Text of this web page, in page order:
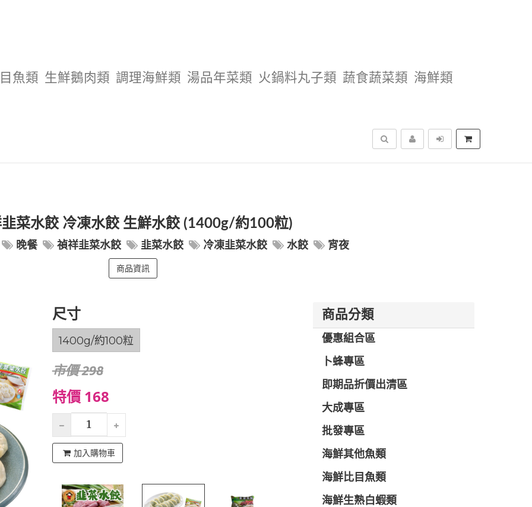
魚類 生鮮鵝肉類 調理海鮮類 湯品年菜類 火鍋料丸子類 蔬食蔬菜類 海鮮類
搜尋
菜水餃 冷凍水餃 生鮮水餃 (1400g/約100粒)
晚餐 禎祥韭菜水餃 韭菜水餃 冷凍韭菜水餃 水餃 宵夜
商品資訊
尺寸
1400g/約100粒
市價 298
特價 168
加入購物車
商品分類
優惠組合區
卜蜂專區
即期品折價出清區
大成專區
批發專區
海鮮其他魚類
海鮮比目魚類
海鮮生熟白蝦類